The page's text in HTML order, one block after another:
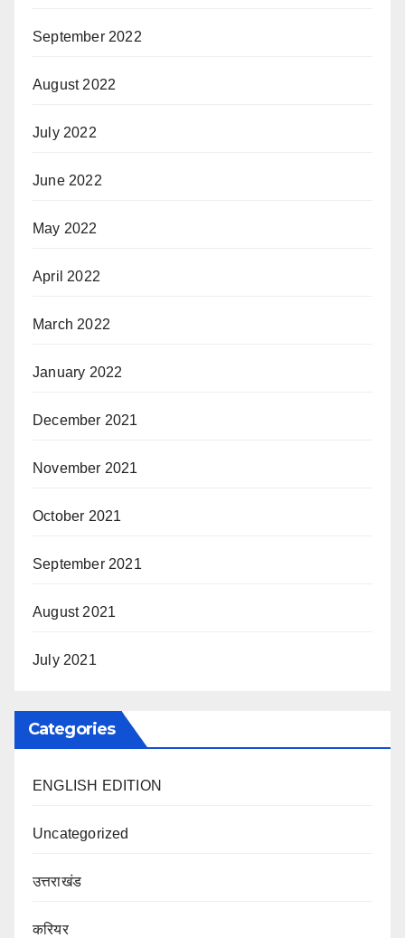
September 2022
August 2022
July 2022
June 2022
May 2022
April 2022
March 2022
January 2022
December 2021
November 2021
October 2021
September 2021
August 2021
July 2021
Categories
ENGLISH EDITION
Uncategorized
उत्तराखंड
करियर